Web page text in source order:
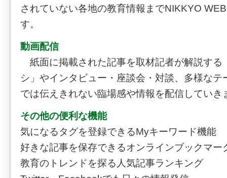
されていない各地の教育情報までNIKKYO
す。
動画配信
紙面に掲載された記事を取材記者が解説する
シ」やインタビュー・座談会・対談、多様なテ
では伝えきれない臨場感や情報を配信していき
その他の便利な機能
気になるタグを登録できるMyキーワード機能
好きな記事を保存できるオンラインブックマー
教育のトレンドを探る人気記事ランキング